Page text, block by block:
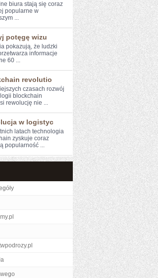
biura‍ stają się ​coraz
​popularne w
...
potęgę wizu
pokazują, że ludzki
‌informacje
60 ...
revolutio
czasach rozwój
blockchain
rewolucję⁣ nie ...
w logistyc
latach technologia
zyskuje coraz
popularność ...